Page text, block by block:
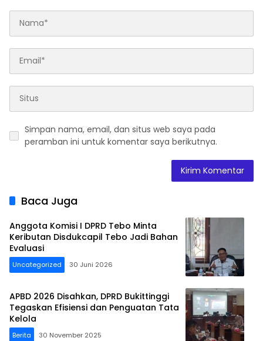
Simpan nama, email, dan situs web saya pada
peramban ini untuk komentar saya berikutnya.
Baca Juga
Anggota Komisi I DPRD Tebo Minta
Keributan Disdukcapil Tebo Jadi Bahan
Evaluasi
Uncategorized 30 Juni 2026
APBD 2026 Disahkan, DPRD Bukittinggi
Tegaskan Efisiensi dan Penguatan Tata
Kelola
Berita 30 November 2025